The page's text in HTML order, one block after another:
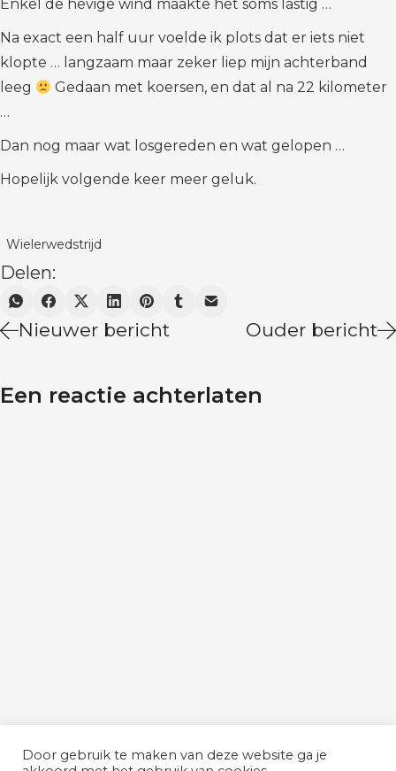
Enkel de hevige wind maakte het soms lastig …
Na exact een half uur voelde ik plots dat er iets niet
klopte … langzaam maar zeker liep mijn achterband
leeg
Gedaan met koersen, en dat al na 22 kilometer
…
Dan nog maar wat losgereden en wat gelopen …
Hopelijk volgende keer meer geluk.
Wielerwedstrijd
Delen:
Nieuwer bericht Ouder bericht
Een reactie achterlaten
Door gebruik te maken van deze website ga je